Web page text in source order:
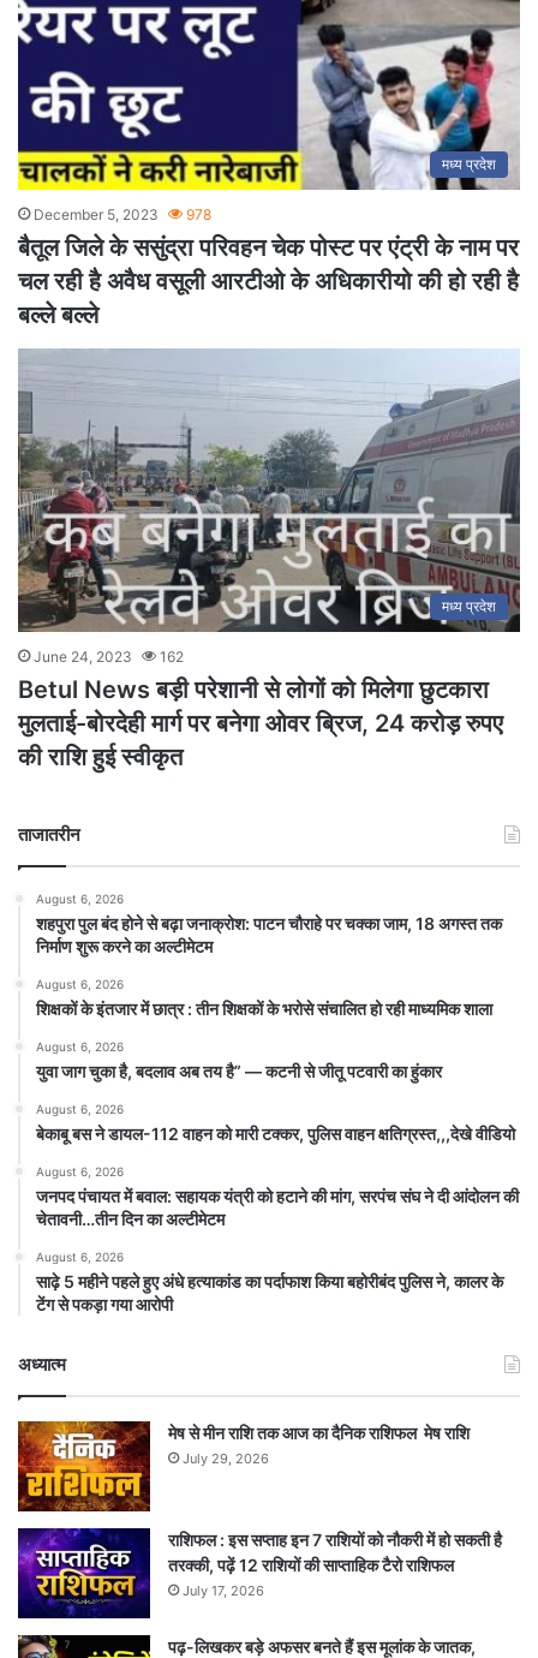
मध्य प्रदेश
December 5, 2023 978
बैतूल जिले के ससुंद्रा परिवहन चेक पोस्ट पर एंट्री के नाम पर
चल रही है अवैध वसूली आरटीओ के अधिकारीयो की हो रही है
बल्ले बल्ले
मध्य प्रदेश
June 24, 2023 162
Betul News बड़ी परेशानी से लोगों को मिलेगा छुटकारा
मुलताई-बोरदेही मार्ग पर बनेगा ओवर ब्रिज, 24 करोड़ रुपए
की राशि हुई स्वीकृत
ताजातरीन
August 6, 2026
शहपुरा पुल बंद होने से बढ़ा जनाक्रोश: पाटन चौराहे पर चक्का जाम, 18 अगस्त तक
निर्माण शुरू करने का अल्टीमेटम
August 6, 2026
शिक्षकों के इंतजार में छात्र : तीन शिक्षकों के भरोसे संचालित हो रही माध्यमिक शाला
August 6, 2026
युवा जाग चुका है, बदलाव अब तय है” — कटनी से जीतू पटवारी का हुंकार
August 6, 2026
बेकाबू बस ने डायल-112 वाहन को मारी टक्कर, पुलिस वाहन क्षतिग्रस्त,,,देखे वीडियो
August 6, 2026
जनपद पंचायत में बवाल: सहायक यंत्री को हटाने की मांग, सरपंच संघ ने दी आंदोलन की
चेतावनी…तीन दिन का अल्टीमेटम
August 6, 2026
साढ़े 5 महीने पहले हुए अंधे हत्याकांड का पर्दाफाश किया बहोरीबंद पुलिस ने, कालर के
टेंग से पकड़ा गया आरोपी
अध्यात्म
मेष से मीन राशि तक आज का दैनिक राशिफल मेष राशि
July 29, 2026
राशिफल : इस सप्ताह इन 7 राशियों को नौकरी में हो सकती है
तरक्की, पढ़ें 12 राशियों की साप्ताहिक टैरो राशिफल
July 17, 2026
पढ़-लिखकर बड़े अफसर बनते हैं इस मूलांक के जातक,